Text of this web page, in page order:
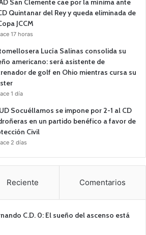
San Clemente cae por la mínima ante
Quintanar del Rey y queda eliminada de
JCCM
17 horas
Lucía Salinas consolida su
americano: será asistente de
de golf en Ohio mientras cursa su
1 día
Socuéllamos se impone por 2-1 al CD
en un partido benéfico a favor de
Civil
2 días
Reciente Comentarios
C.D. 0: El sueño del ascenso está